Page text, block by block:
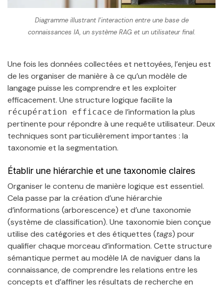
Diagramme illustrant l’interaction entre une base de
connaissances IA, un système RAG et un utilisateur final.
Une fois les données collectées et nettoyées, l’enjeu est
de les organiser de manière à ce qu’un modèle de
langage puisse les comprendre et les exploiter
efficacement. Une structure logique facilite la
récupération efficace de l’information la plus
pertinente pour répondre à une requête utilisateur. Deux
techniques sont particulièrement importantes : la
taxonomie et la segmentation.
Établir une hiérarchie et une taxonomie claires
Organiser le contenu de manière logique est essentiel.
Cela passe par la création d’une hiérarchie
d’informations (arborescence) et d’une taxonomie
(système de classification). Une taxonomie bien conçue
utilise des catégories et des étiquettes (tags) pour
qualifier chaque morceau d’information. Cette structure
sémantique permet au modèle IA de naviguer dans la
connaissance, de comprendre les relations entre les
concepts et d’affiner les résultats de recherche en